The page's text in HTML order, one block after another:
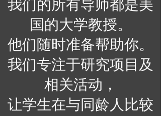
我们的所有导师都是美
国的大学教授。
他们随时准备帮助你。
我们专注于研究项目及
相关活动，
让学生在与同龄人比较